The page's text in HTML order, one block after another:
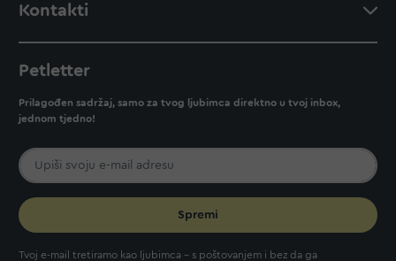
Kontakti
Petletter
Prilagođen sadržaj, samo za tvog ljubimca direktno u tvoj inbox,
jednom tjedno!
Spremi
Tvoj e-mail tretiramo kao ljubimca - s poštovanjem i bez da ga